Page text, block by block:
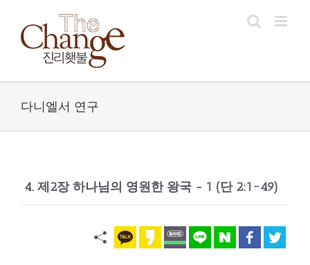
content
다니엘서 연구
4. 제2장 하나님의 영원한 왕국 - 1 (단 2:1~49)